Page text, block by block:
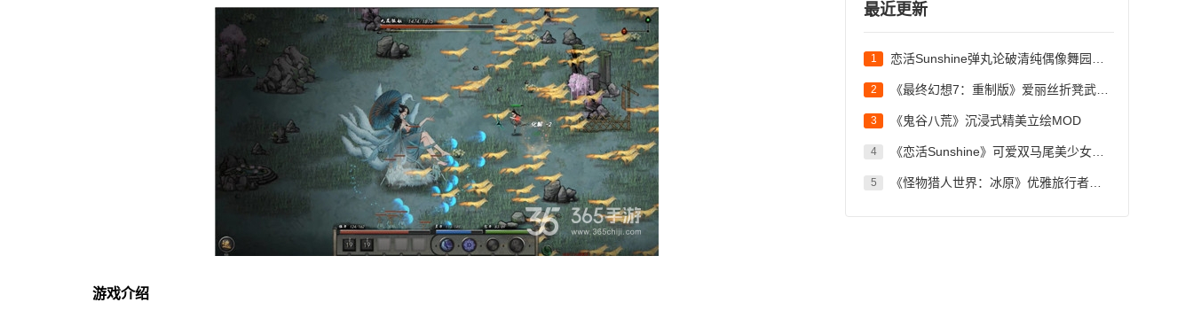
游戏介绍
最近更新
1
2
3 《鬼谷八荒》沉浸式精美立绘MOD
4
5